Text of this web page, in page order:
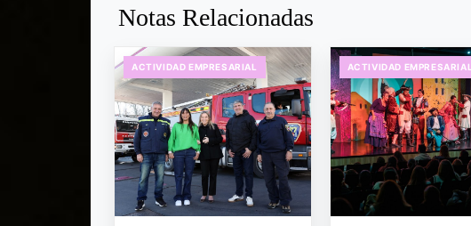
Notas Relacionadas
ACTIVIDAD EMPRESARIAL ACTIVIDAD EMPRESARIAL